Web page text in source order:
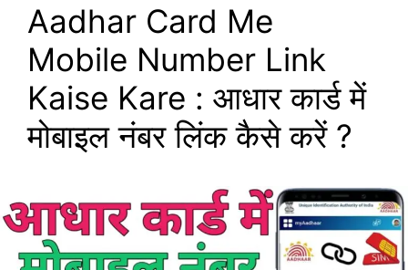
Aadhar Card Me
Mobile Number Link
Kaise Kare : आधार कार्ड में
मोबाइल नंबर लिंक कैसे करें ?